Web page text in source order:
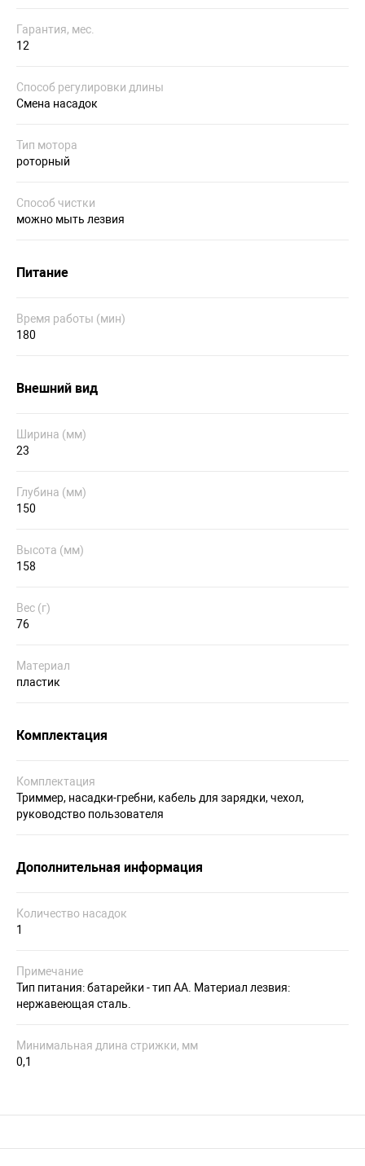
Гарантия, мес.
12
Способ регулировки длины
Смена насадок
Тип мотора
роторный
Способ чистки
можно мыть лезвия
Питание
Время работы (мин)
180
Внешний вид
Ширина (мм)
23
Глубина (мм)
150
Высота (мм)
158
Вес (г)
76
Материал
пластик
Комплектация
Комплектация
Триммер, насадки-гребни, кабель для зарядки, чехол,
руководство пользователя
Дополнительная информация
Количество насадок
1
Примечание
Тип питания: батарейки - тип АА. Материал лезвия:
нержавеющая сталь.
Минимальная длина стрижки, мм
0,1